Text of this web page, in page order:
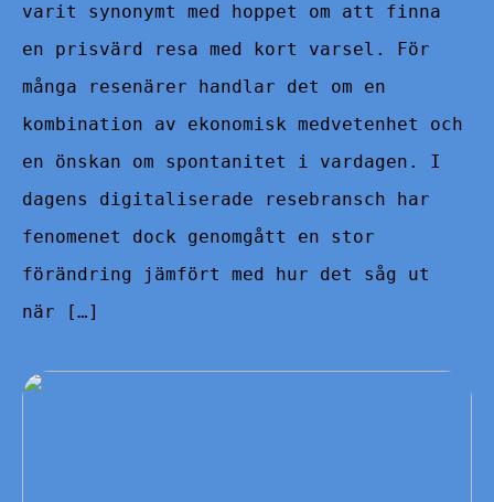
varit synonymt med hoppet om att finna
en prisvärd resa med kort varsel. För
många resenärer handlar det om en
kombination av ekonomisk medvetenhet och
en önskan om spontanitet i vardagen. I
dagens digitaliserade resebransch har
fenomenet dock genomgått en stor
förändring jämfört med hur det såg ut
när […]